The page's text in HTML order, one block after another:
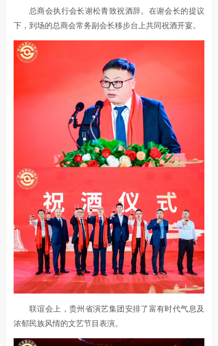
总商会执行会长谢松青致祝酒辞。在谢会长的提议
下，到场的总商会常务副会长移步台上共同祝酒开宴。
联谊会上，贵州省演艺集团安排了富有时代气息及
浓郁民族风情的文艺节目表演。